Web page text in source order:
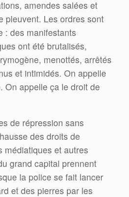
amendes salées et
pleuvent. Les ordres sont
: des manifestants
ont été brutalisés,
menottés, arrêtés
et intimidés. On appelle
On appelle ça le droit de
de répression sans
des droits de
médiatiques et autres
grand capital prennent
la police se fait lancer
et des pierres par les